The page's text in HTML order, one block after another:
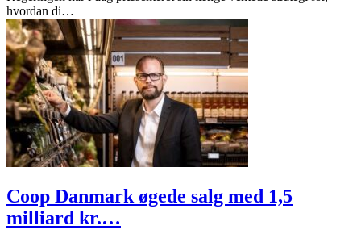
hvordan di…
Coop Danmark øgede salg med 1,5
milliard kr.…